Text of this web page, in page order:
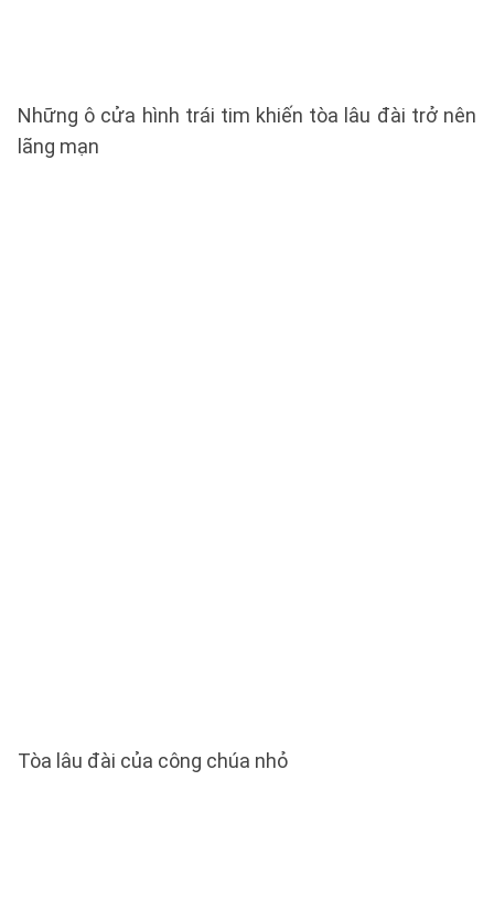
Những ô cửa hình trái tim khiến tòa lâu đài trở nên
lãng mạn
Tòa lâu đài của công chúa nhỏ